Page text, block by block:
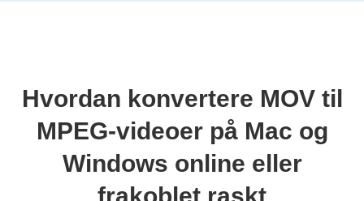
Hvordan konvertere MOV til
MPEG-videoer på Mac og
Windows online eller
frakoblet raskt